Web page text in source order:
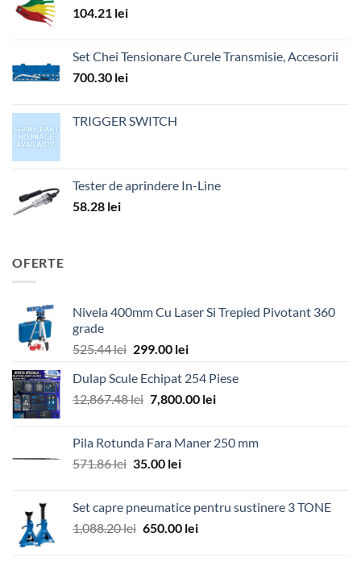
104.21 lei
Set Chei Tensionare Curele Transmisie, Accesorii
700.30 lei
TRIGGER SWITCH
Tester de aprindere In-Line
58.28 lei
OFERTE
Nivela 400mm Cu Laser Si Trepied Pivotant 360
grade
525.44lei Prețul
a
fost:
299.00 leiPrețul
este:
299.00 lei.
Dulap Scule Echipat 254 Piese
12,867.48lei Prețul
fost:
12,867.48 lei.
7,800.00 leiPrețul
7,800.00 lei.
Pila Rotunda Fara Maner 250 mm
571.86lei Prețul
fost:
571.86 lei.
35.00 leiPrețul
35.00 lei.
Set capre pneumatice pentru sustinere 3 TONE
1,088.20lei Prețul
650.00 leiPrețul